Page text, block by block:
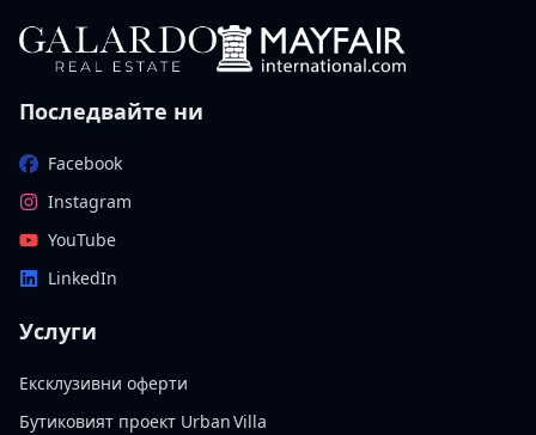
Последвайте ни
Facebook
Instagram
YouTube
LinkedIn
Услуги
Ексклузивни оферти
Бутиковият проект Urban Villa